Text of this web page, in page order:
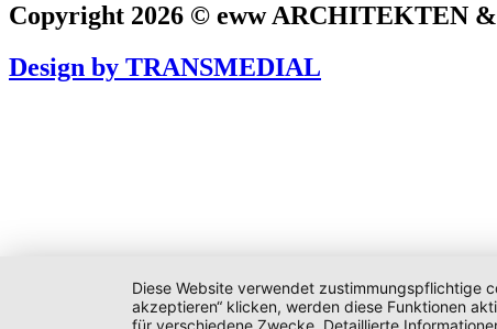
Copyright 2026 © eww ARCHITEKTEN
Design by TRANSMEDIAL
Diese Website verwendet zustimmungspflichtige
akzeptieren“ klicken, werden diese Funktionen
für verschiedene Zwecke. Detaillierte